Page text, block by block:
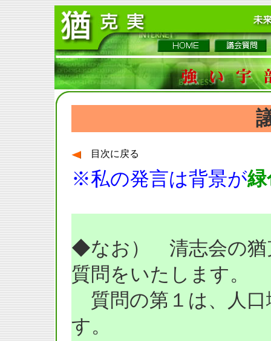
目次に戻る
※私の発言は背景が緑
◆なお） 清志会の猶
質問をいたします。
質問の第１は、人口
す。